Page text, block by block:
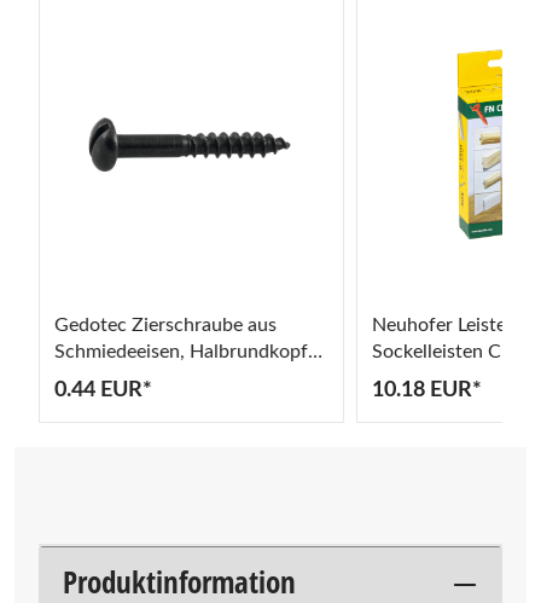
Gedotec Zierschraube aus
Schmiedeeisen, Halbrundkopf
Ø 3 - 5 mm
0.44 EUR*
Neuhofer
Sockelleisten Clip
28
10.18 EUR*
Produktinformation